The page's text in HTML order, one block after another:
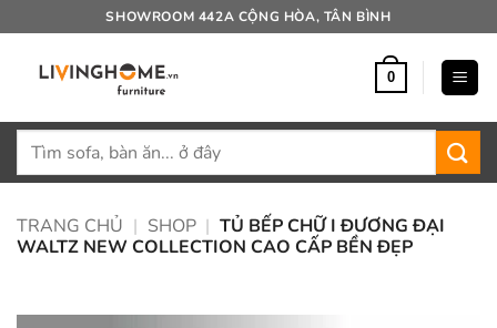
qua
SHOWROOM 442A CỘNG HÒA, TÂN BÌNH
0
Tìm
TRANG CHỦ | SHOP | TỦ BẾP CHỮ I ĐƯƠNG ĐẠI
WALTZ NEW COLLECTION CAO CẤP BỀN ĐẸP